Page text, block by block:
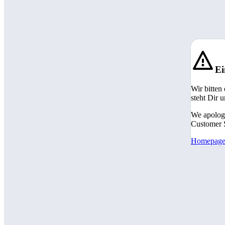
Wir bitten
steht Dir
We
Customer
Homepage